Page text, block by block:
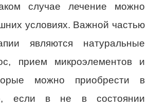
случае лечение можно
условиях. Важной частью
являются натуральные
прием микроэлементов и
можно приобрести в
если в не в состоянии